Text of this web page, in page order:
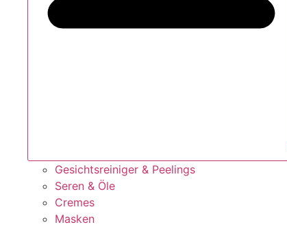
Gesichtsreiniger & Peelings
Seren & Öle
Cremes
Masken